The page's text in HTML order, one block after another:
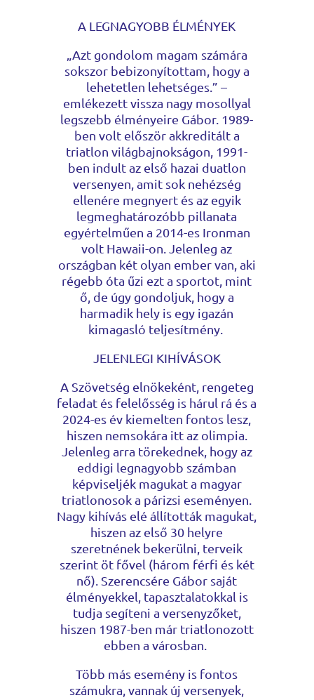
A LEGNAGYOBB ÉLMÉNYEK
„Azt gondolom magam számára
sokszor bebizonyítottam, hogy a
lehetetlen lehetséges.” –
emlékezett vissza nagy mosollyal
legszebb élményeire Gábor. 1989-
ben volt először akkreditált a
triatlon világbajnokságon, 1991-
ben indult az első hazai duatlon
versenyen, amit sok nehézség
ellenére megnyert és az egyik
legmeghatározóbb pillanata
egyértelműen a 2014-es Ironman
volt Hawaii-on. Jelenleg az
országban két olyan ember van, aki
régebb óta űzi ezt a sportot, mint
ő, de úgy gondoljuk, hogy a
harmadik hely is egy igazán
kimagasló teljesítmény.
JELENLEGI KIHÍVÁSOK
A Szövetség elnökeként, rengeteg
feladat és felelősség is hárul rá és a
2024-es év kiemelten fontos lesz,
hiszen nemsokára itt az olimpia.
Jelenleg arra törekednek, hogy az
eddigi legnagyobb számban
képviseljék magukat a magyar
triatlonosok a párizsi eseményen.
Nagy kihívás elé állították magukat,
hiszen az első 30 helyre
szeretnének bekerülni, terveik
szerint öt fővel (három férfi és két
nő). Szerencsére Gábor saját
élményekkel, tapasztalatokkal is
tudja segíteni a versenyzőket,
hiszen 1987-ben már triatlonozott
ebben a városban.
Több más esemény is fontos
számukra, vannak új versenyek,